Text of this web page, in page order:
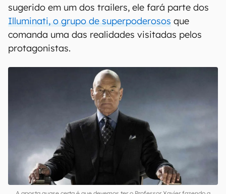
sugerido em um dos trailers, ele fará parte dos
Illuminati, o grupo de superpoderosos que
comanda uma das realidades visitadas pelos
protagonistas.